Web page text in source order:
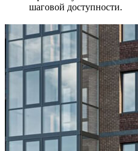
шаговой доступности.